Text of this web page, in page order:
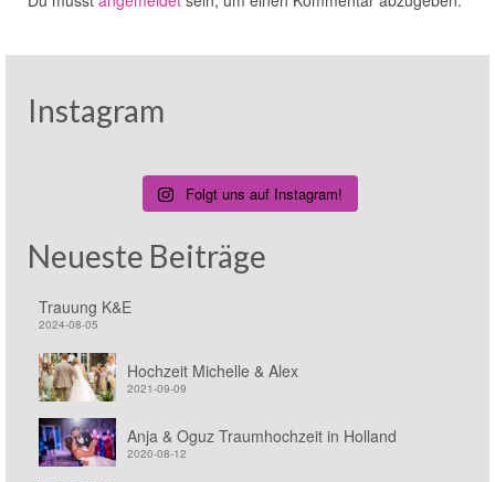
Instagram
Folgt uns auf Instagram!
Neueste Beiträge
Trauung K&E
2024-08-05
Hochzeit Michelle & Alex
2021-09-09
Anja & Oguz Traumhochzeit in Holland
2020-08-12